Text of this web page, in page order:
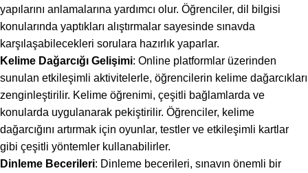
yapılarını anlamalarına yardımcı olur. Öğrenciler, dil bilgisi
konularında yaptıkları alıştırmalar sayesinde sınavda
karşılaşabilecekleri sorulara hazırlık yaparlar.
Kelime Dağarcığı Gelişimi: Online platformlar üzerinden
sunulan etkileşimli aktivitelerle, öğrencilerin kelime dağarcıkları
zenginleştirilir. Kelime öğrenimi, çeşitli bağlamlarda ve
konularda uygulanarak pekiştirilir. Öğrenciler, kelime
dağarcığını artırmak için oyunlar, testler ve etkileşimli kartlar
gibi çeşitli yöntemler kullanabilirler.
Dinleme Becerileri: Dinleme becerileri, sınavın önemli bir